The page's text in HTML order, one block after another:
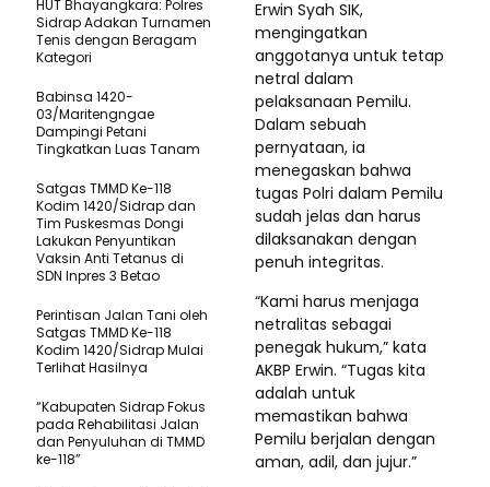
Erwin Syah SIK,
mengingatkan
anggotanya untuk tetap
netral dalam
pelaksanaan Pemilu.
Dalam sebuah
pernyataan, ia
menegaskan bahwa
tugas Polri dalam Pemilu
sudah jelas dan harus
dilaksanakan dengan
penuh integritas.
“Kami harus menjaga
netralitas sebagai
penegak hukum,” kata
AKBP Erwin. “Tugas kita
adalah untuk
memastikan bahwa
Pemilu berjalan dengan
aman, adil, dan jujur.”
HUT Bhayangkara: Polres
Sidrap Adakan Turnamen
Tenis dengan Beragam
Kategori
Babinsa 1420-
03/Maritengngae
Dampingi Petani
Tingkatkan Luas Tanam
Satgas TMMD Ke-118
Kodim 1420/Sidrap dan
Tim Puskesmas Dongi
Lakukan Penyuntikan
Vaksin Anti Tetanus di
SDN Inpres 3 Betao
Perintisan Jalan Tani oleh
Satgas TMMD Ke-118
Kodim 1420/Sidrap Mulai
Terlihat Hasilnya
“Kabupaten Sidrap Fokus
pada Rehabilitasi Jalan
dan Penyuluhan di TMMD
ke-118”